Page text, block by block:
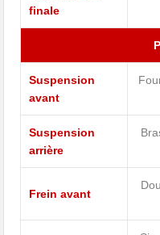
finale
Suspension
avant
Suspension
arrière
Frein avant